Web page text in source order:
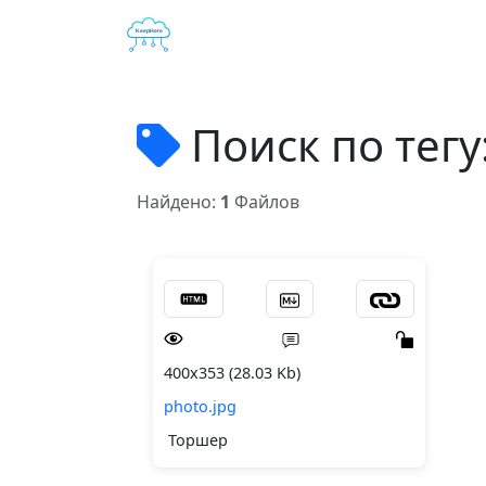
Поиск по
Найдено: 1 Файлов
400x353 (28.03 Kb)
photo.jpg
Торшер